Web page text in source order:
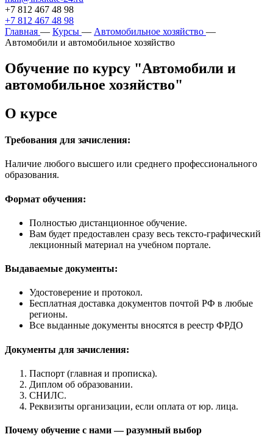
+7 812 467 48 98
+7 812 467 48 98
Главная — Курсы — Автомобильное хозяйство —
Автомобили и автомобильное хозяйство
Обучение по курсу "Автомобили и
автомобильное хозяйство"
О курсе
Требования для зачисления:
Наличие любого высшего или среднего профессионального
образования.
Формат обучения:
Полностью дистанционное обучение.
Вам будет предоставлен сразу весь тексто-графический
лекционный материал на учебном портале.
Выдаваемые документы:
Удостоверение и протокол.
Бесплатная доставка документов почтой РФ в любые
регионы.
Все выданные документы вносятся в реестр ФРДО
Документы для зачисления:
Паспорт (главная и прописка).
Диплом об образовании.
СНИЛС.
Реквизиты организации, если оплата от юр. лица.
Почему обучение с нами — разумный выбор